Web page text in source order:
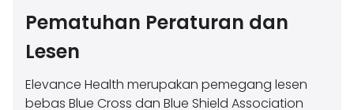
Pematuhan Peraturan dan
Lesen
Elevance Health merupakan pemegang lesen
bebas Blue Cross dan Blue Shield Association